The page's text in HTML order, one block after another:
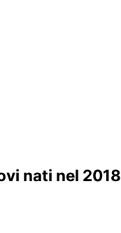
nati nel 2018